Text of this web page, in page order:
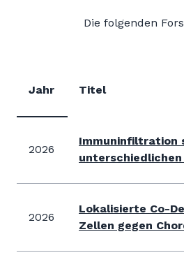
Die folgenden
Jahr Titel
2026
Immuninfiltration
2026
Lokalisierte Co-
Zellen gegen